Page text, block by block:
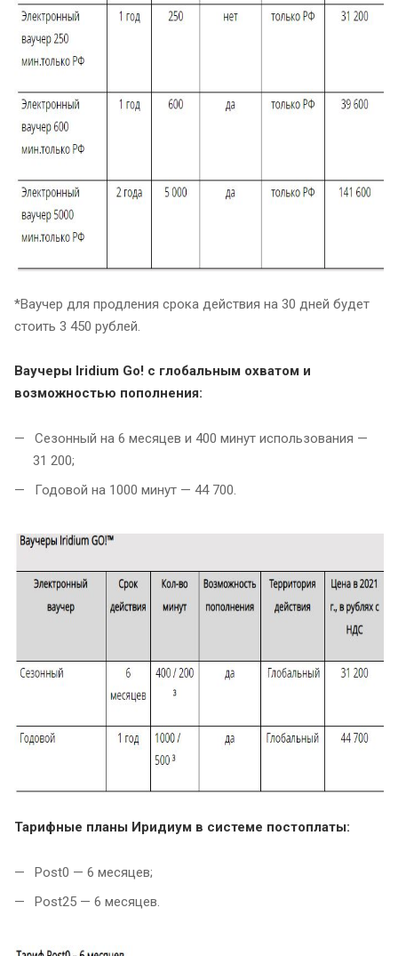
*Ваучер для продления срока действия на 30 дней будет
стоить 3 450 рублей.
Ваучеры Iridium Go! с глобальным охватом и
возможностью пополнения:
Сезонный на 6 месяцев и 400 минут использования —
31 200;
Годовой на 1000 минут — 44 700.
Тарифные планы Иридиум в системе постоплаты:
Post0 — 6 месяцев;
Post25 — 6 месяцев.